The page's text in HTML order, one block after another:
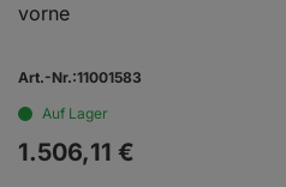
vorne
Art.-Nr.:11001583
Auf Lager
1.506,11 €